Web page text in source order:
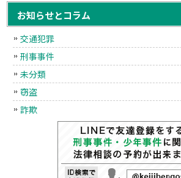
お知らせとコラム
交通犯罪
刑事事件
未分類
窃盗
詐欺